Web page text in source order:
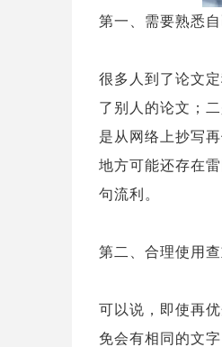
第一、需要熟悉
很多人到了论文
了别人的论文；
是从网络上抄写
地方可能还存在
句流利。
第二、合理使用
可以说，即使再
免会有相同的文